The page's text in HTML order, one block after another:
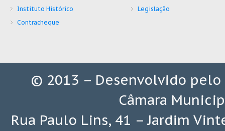
Instituto Histórico
Contracheque
Legislação
© 2013 – Desenvolvido pelo
Câmara
Rua Paulo Lins, 41 – Jardim